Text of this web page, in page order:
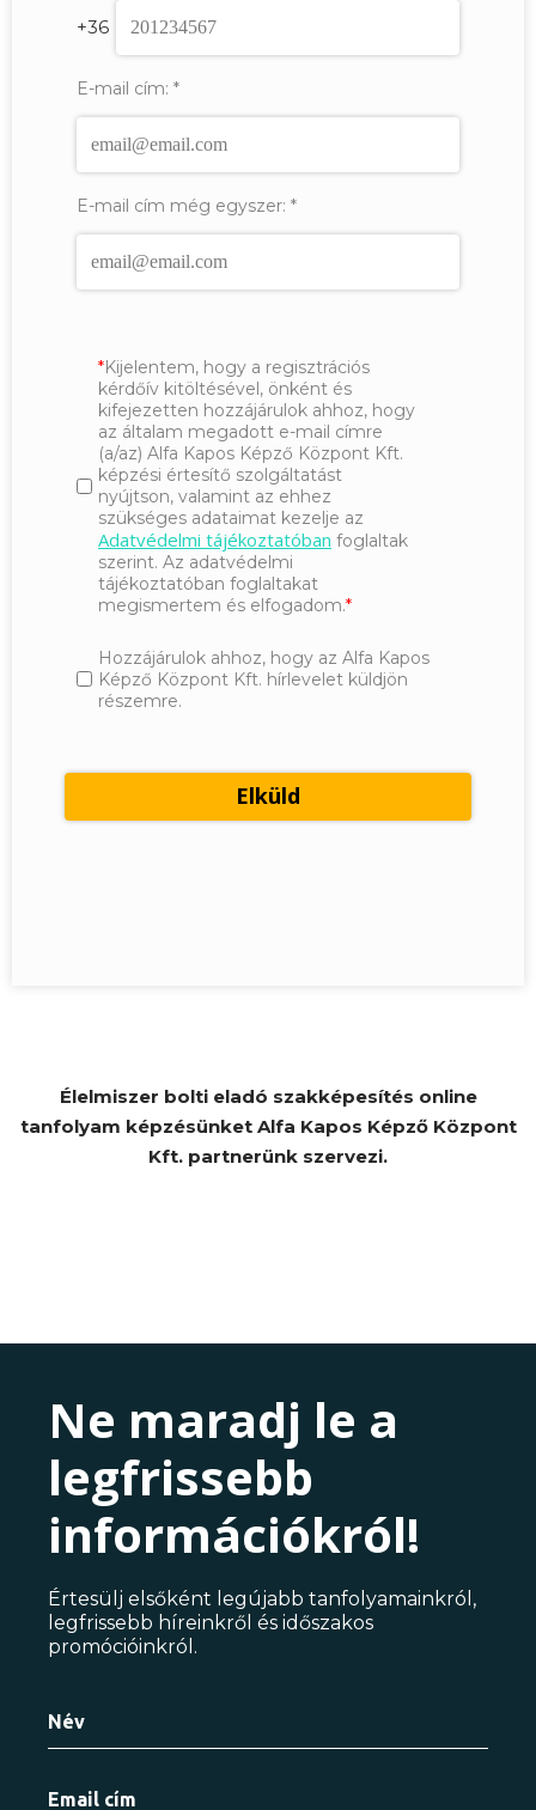
+36
E-mail cím: *
E-mail cím még egyszer: *
Kijelentem, hogy a regisztrációs
kérdőív kitöltésével, önként és
kifejezetten hozzájárulok ahhoz, hogy
az általam megadott e-mail címre
(a/az) Alfa Kapos Képző Központ Kft.
képzési értesítő szolgáltatást
nyújtson, valamint az ehhez
szükséges adataimat kezelje az
Adatvédelmi tájékoztatóban foglaltak
szerint. Az adatvédelmi
tájékoztatóban foglaltakat
megismertem és elfogadom.
Hozzájárulok ahhoz, hogy az Alfa Kapos
Képző Központ Kft. hírlevelet küldjön
részemre.
Élelmiszer bolti eladó szakképesítés online
tanfolyam képzésünket Alfa Kapos Képző Központ
Kft. partnerünk szervezi.
Ne maradj le a
legfrissebb
információkról!
Értesülj elsőként legújabb tanfolyamainkról,
legfrissebb híreinkről és időszakos
promócióinkról.